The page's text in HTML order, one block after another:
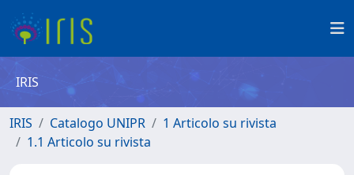
IRIS
IRIS Catalogo UNIPR
1 Articolo su rivista
1.1 Articolo su rivista